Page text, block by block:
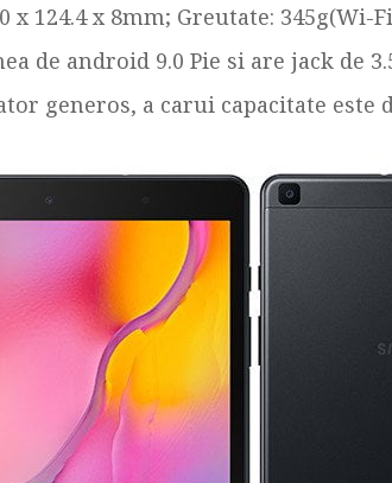
x 124.4 x 8mm; Greutate: 345g(Wi-
de android 9.0 Pie si are jack de
generos, a carui capacitate este